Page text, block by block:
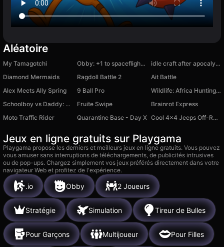
Aléatoire
My Tamagotchi Obby: +1 to spaceflight altitude
idle craft after apocalyptic
Diamond Mermaids
Ragdoll Battle 2
Ait Battle
Alex Meets Ally Spring
9 Ball Pro
Wildlife: Africa Hunting 3D
Schoolboy vs Daddy: Frontline
Fruite Swipe
Brainrot Express
Moto Traffic Rider
Quarantine Base - Day X Cool 4x4 Jeeps Off-Road
Jeux en ligne gratuits sur Playgama
Playgama propose les derniers et meilleurs jeux en ligne gratuits. Vous pouvez
vous amuser sans interruptions de téléchargements, de publicités intrusives
ou de pop-ups. Chargez simplement vos jeux préférés directement dans votre
navigateur Web et profitez de l'expérience.
.io Obby 2 Joueurs
Stratégie Simulation Tireur de Bulles
Pour Garçons Multijoueur Pour Filles